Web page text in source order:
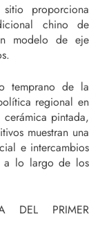
proporciona
chino de
modelo de eje
temprano de la
regional en
pintada,
muestran una
e intercambios
a lo largo de los
DEL PRIMER